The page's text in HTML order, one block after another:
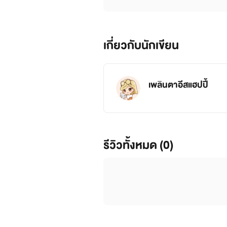
เกี่ยวกับนักเขียน
เพลินตาอีสแฮปปี้
รีวิวทั้งหมด (0)